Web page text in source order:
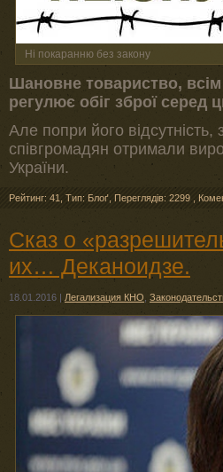
Ні покаранню без закону
Шановне товариство, всім
регулює обіг зброї серед
Але попри його відсутність,
співгромадян отримали
України.
Рейтинг: 41 Тип: Блоґ Переглядів: 2299
Сказ о
их… Деканоидзе.
18.01.2016 | Легализация КНО